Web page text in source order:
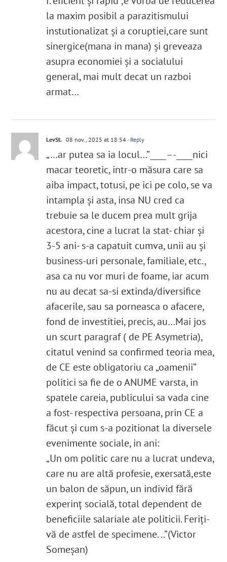
la maxim posibil a parazitismului
instutionalizat și a coruptiei,care sunt
sinergice(mana in mana) și greveaza
asupra economiei și a socialului
general, mai mult decat un razboi
armat…
LevSt. 08 nov., 2025 at 18:54- Reply
„…ar putea sa ia locul…”____–-____nici
macar teoretic, intr-o măsura care sa
aiba impact, totusi, pe ici pe colo, se va
intampla și asta, insa NU cred ca
trebuie sa le ducem prea mult grija
acestora, cine a lucrat la stat- chiar și
3-5 ani- s-a capatuit cumva, unii au și
business-uri personale, familiale, etc.,
asa ca nu vor muri de foame, iar acum
nu au decat sa-si extinda/diversifice
afacerile, sau sa porneasca o afacere,
fond de investitiei, precis, au…Mai jos
un scurt paragraf ( de PE Asymetria),
citatul venind sa confirmed teoria mea,
de CE este obligatoriu ca „oamenii”
politici sa fie de o ANUME varsta, in
spatele careia, publicului sa vada cine
a fost- respectiva persoana, prin CE a
făcut și cum s-a pozitionat la diversele
evenimente sociale, in ani:
„Un om politic care nu a lucrat undeva,
care nu are altă profesie, exersată,este
un balon de săpun, un individ fără
experinț socială, total dependent de
beneficiile salariale ale politicii. Feriți-
vă de astfel de specimene. ..”(Victor
Someșan)